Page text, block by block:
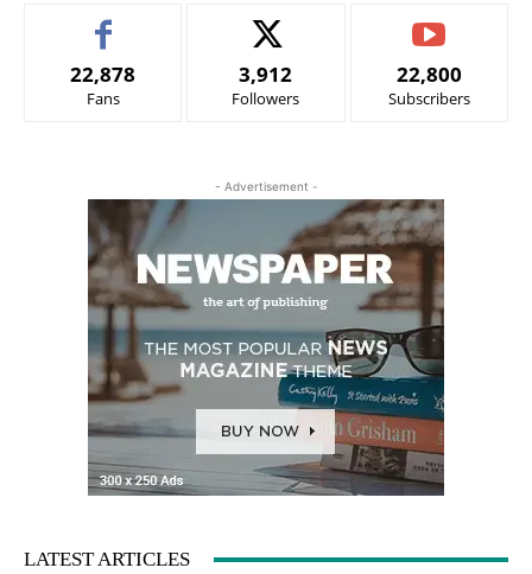
22,878
Fans
3,912
Followers
22,800
Subscribers
- Advertisement -
LATEST ARTICLES